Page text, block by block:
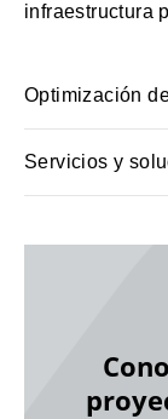
infraestructura
Optimización
Servicios y